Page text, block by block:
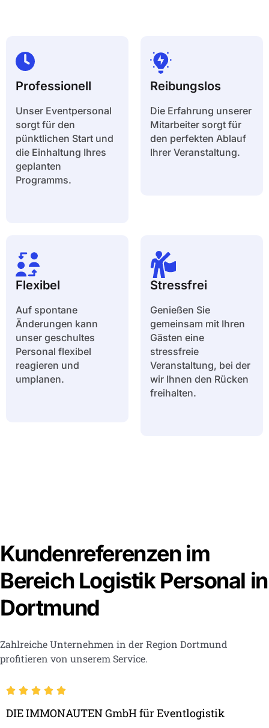
Professionell
Unser Eventpersonal
sorgt für den
pünktlichen Start und
die Einhaltung Ihres
geplanten
Programms.
Reibungslos
Die Erfahrung unserer
Mitarbeiter sorgt für
den perfekten Ablauf
Ihrer Veranstaltung.
Flexibel
Auf spontane
Änderungen kann
unser geschultes
Personal flexibel
reagieren und
umplanen.
Stressfrei
Genießen Sie
gemeinsam mit Ihren
Gästen eine
stressfreie
Veranstaltung, bei der
wir Ihnen den Rücken
freihalten.
Kundenreferenzen im
Bereich Logistik Personal in
Dortmund
Zahlreiche Unternehmen in der Region Dortmund
profitieren von unserem Service.
DIE IMMONAUTEN GmbH für Eventlogistik